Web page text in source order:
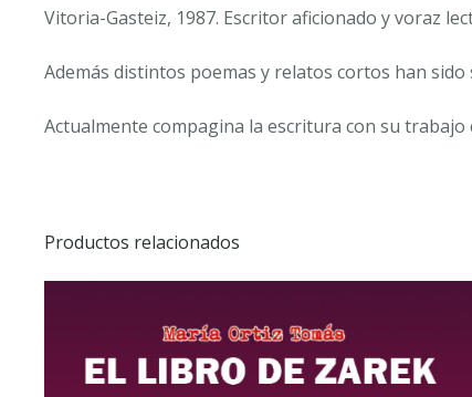
Vitoria-Gasteiz, 1987. Escritor aficionado y voraz
Además distintos poemas y relatos cortos han
Actualmente compagina la escritura con su trabajo
Productos relacionados